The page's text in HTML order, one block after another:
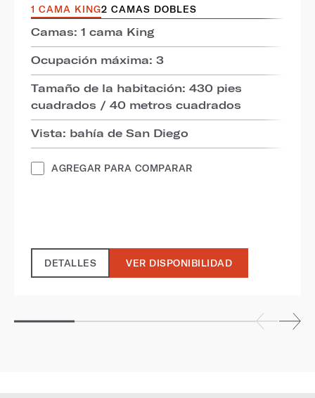
1 CAMA KING2 CAMAS DOBLES
Camas: 1 cama King
Ocupación máxima: 3
Tamaño de la habitación: 430 pies
cuadrados / 40 metros cuadrados
Vista: bahía de San Diego
AGREGAR PARA COMPARAR
DETALLES VER DISPONIBILIDAD